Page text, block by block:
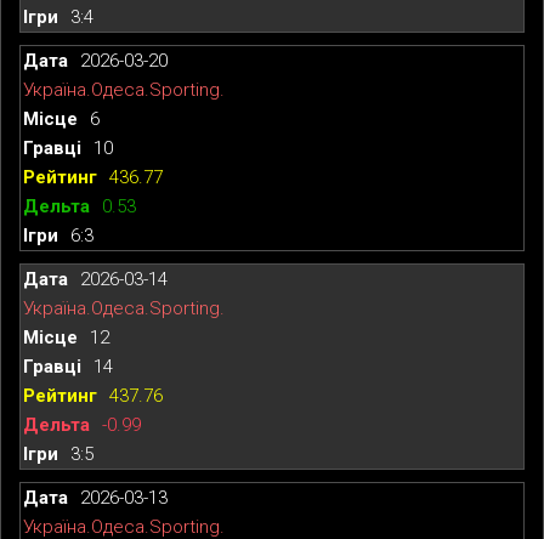
3:4
2026-03-20
Україна.Одеса.Sporting.
6
10
436.77
0.53
6:3
2026-03-14
Україна.Одеса.Sporting.
12
14
437.76
-0.99
3:5
2026-03-13
Україна.Одеса.Sporting.